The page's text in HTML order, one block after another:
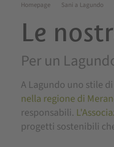
Homepage Sani a Lagundo
Le
Per un
A Lagundo uno stile
nella regione di
responsabili.
progetti sostenibili